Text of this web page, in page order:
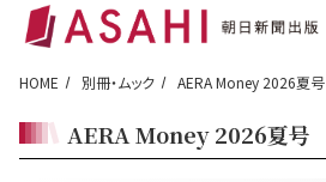
HOME 別冊・ムック AERA Money 2026夏号
AERA Money 2026夏号